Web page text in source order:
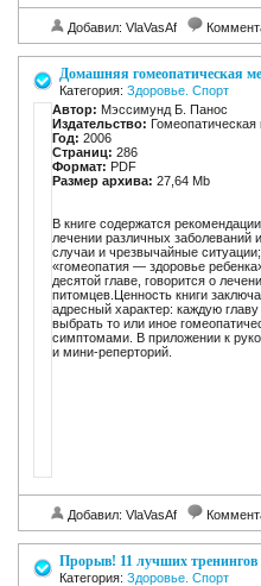
Добавил: VlaVasAf
Домашняя гомеопатическая
Категория: Здоровье. Спорт
Автор: Мэссимунд Б. Панос
Издательство: Гомеопатическая
Год: 2006
Страниц: 286
Формат: PDF
Размер архива: 27,64 Mb
В книге содержатся
лечении различных заболеваний
случаи и чрезвычайные
«гомеопатия — здоровье
десятой главе, говорится о
питомцев.Ценность книги
адресный характер: каждую
выбрать то или иное
симптомами. В приложении к
и мини-реперторий.
Добавил: VlaVasAf
Прорыв! 11 лучших тренингов
Категория: Здоровье. Спорт